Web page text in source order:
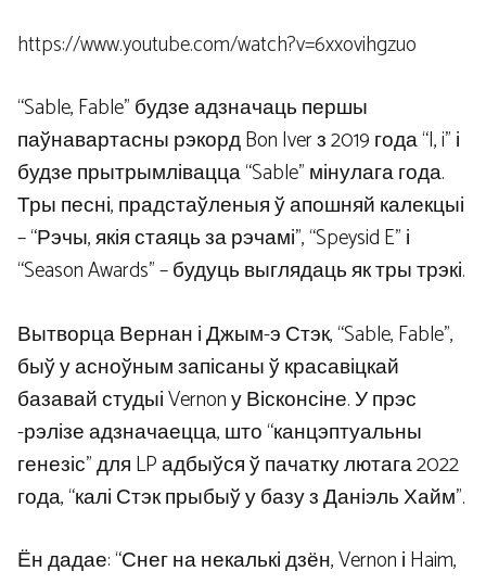
https://www.youtube.com/watch?v=6xxovihgzuo
“Sable, Fable” будзе адзначаць першы
паўнавартасны рэкорд Bon Iver з 2019 года “I, i” і
будзе прытрымлівацца “Sable” мінулага года.
Тры песні, прадстаўленыя ў апошняй калекцыі
– “Рэчы, якія стаяць за рэчамі”, “Speysid E” і
“Season Awards” – будуць выглядаць як тры трэкі.
Вытворца Вернан і Джым-э Стэк, “Sable, Fable”,
быў у асноўным запісаны ў красавіцкай
базавай студыі Vernon у Вісконсіне. У прэс
-рэлізе адзначаецца, што “канцэптуальны
генезіс” для LP адбыўся ў пачатку лютага 2022
года, “калі Стэк прыбыў у базу з Даніэль Хайм”.
Ён дадае: “Снег на некалькі дзён, Vernon і Haim,